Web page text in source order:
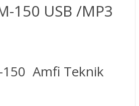
150 USB /MP3
150 Amfi Teknik